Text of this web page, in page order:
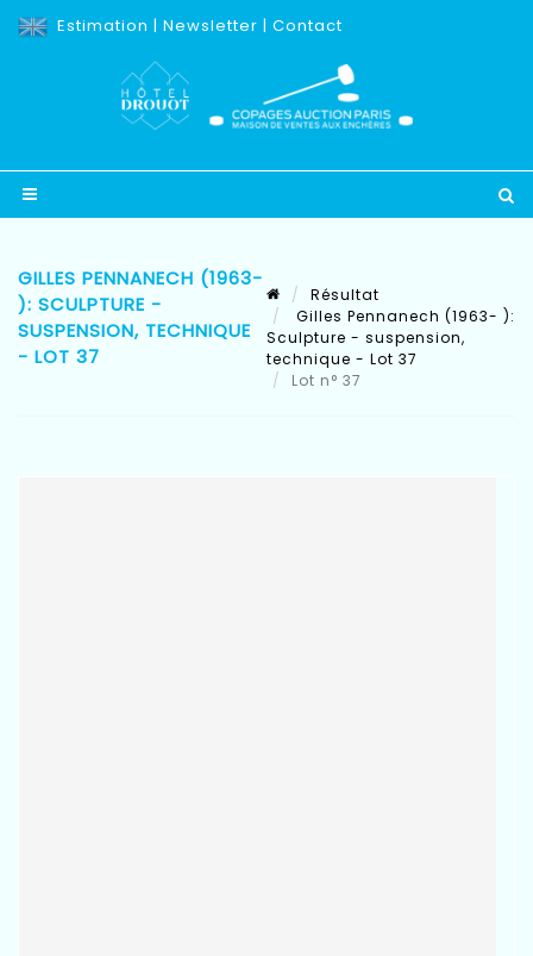
Estimation | Newsletter | Contact
GILLES PENNANECH (1963-
): SCULPTURE -
SUSPENSION, TECHNIQUE
- LOT 37
Résultat
Gilles Pennanech (1963- ):
Sculpture - suspension,
technique - Lot 37
Lot n° 37